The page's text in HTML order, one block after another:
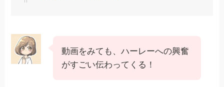
動画をみても、ハーレーへの興奮
がすごい伝わってくる！